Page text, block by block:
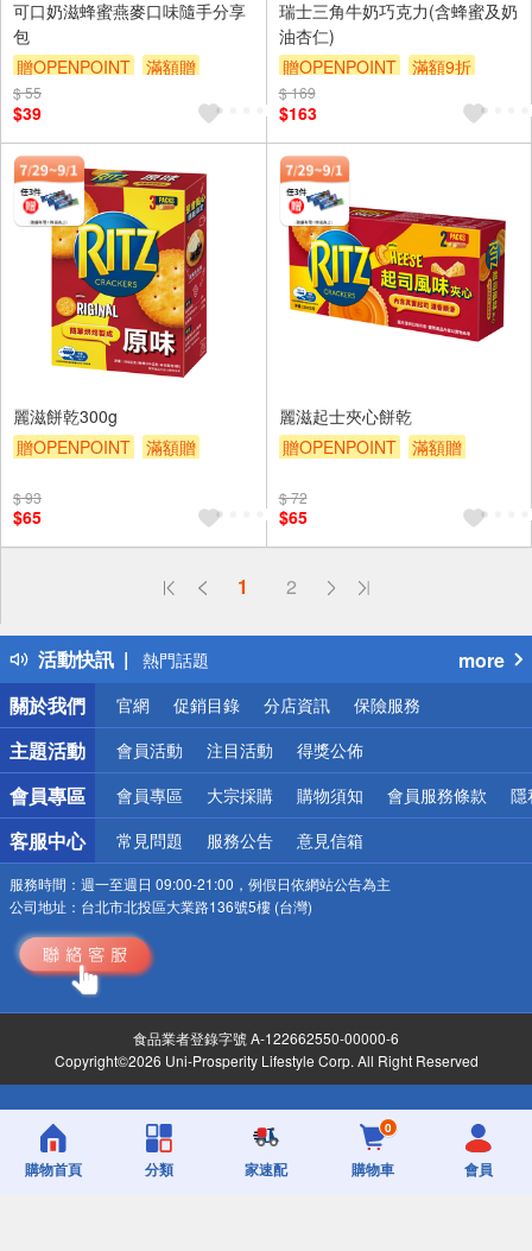
可口奶滋蜂蜜燕麥口味隨手分享
包
贈OPENPOINT
滿額贈
滿額9折
$ 55
$39
瑞士三角牛奶巧克力(含蜂蜜及奶
油杏仁)
贈OPENPOINT
滿額9折
贈$200
$ 169
$163
麗滋餅乾300g
贈OPENPOINT
滿額贈
$ 93
$65
麗滋起士夾心餅乾
贈OPENPOINT
滿額贈
$ 72
$65
1 2
活動快訊
偏遠地區配送
得獎公告
熱門話題
銀行優惠
偏遠地區配送
詐騙網頁！請小心！
more
關於我們
官網 促銷目錄 分店資訊 保險服務
主題活動 會員活動 注目活動 得獎公佈
會員專區 會員專區 大宗採購 購物須知 會員服務條款 隱
客服中心 常見問題 服務公告 意見信箱
服務時間： 週一至週日 09:00-21:00，例假日依網站公告為主
公司地址： 台北市北投區大業路136號5樓 (台灣)
食品業者登錄字號 A-122662550-00000-6
Copyright©2026 Uni-Prosperity Lifestyle Corp. All Right Reserved
購物首頁 分類 家速配
0
購物車 會員